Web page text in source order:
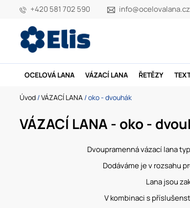
+420 581 702 590 info@ocelovalana.cz
OCELOVÁ LANA VÁZACÍ LANA ŘETĚZY
Úvod /VÁZACÍ LANA / oko - dvouhák
VÁZACÍ LANA - oko -
Dvoupramenná vázací lana
Dodáváme je v rozsahu
Lana jsou
V kombinaci s